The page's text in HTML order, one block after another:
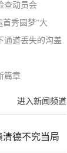
查动员会
首秀圆梦“大
通道丢失的沟盖
篇章
进入新闻频道
德不究当局